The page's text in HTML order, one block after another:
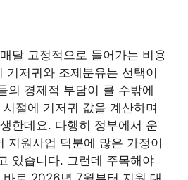
달 고정적으로 들어가는 비용
기저귀와 조제분유는 선택이
의 경제적 부담이 클 수밖에
절에 기저귀 값을 계산하며
한데요. 다행히 정부에서 운
지원사업 덕분에 많은 가정이
있습니다. 그런데 주목해야